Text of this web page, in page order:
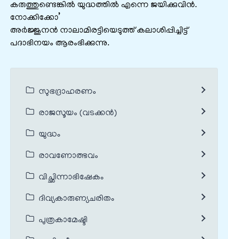
കരുത്തുണ്ടെങ്കില്‍ യുദ്ധത്തില്‍ എന്നെ ജയിക്കുവിന്‍.
നോക്കിക്കോ’
അര്‍ജ്ജുനന്‍ നാലാമിരട്ടിയെടുത്ത് കലാശിപ്പിച്ചിട്ട്
പദാഭിനയം ആരംഭിക്കുന്നു.
സുഭദ്രാഹരണം
രാജസൂയം (വടക്കൻ)
യുദ്ധം
രാവണോത്ഭവം
വിച്ഛിന്നാഭിഷേകം
ദിവ്യകാരുണ്യചരിതം
പുത്രകാമേഷ്ടി